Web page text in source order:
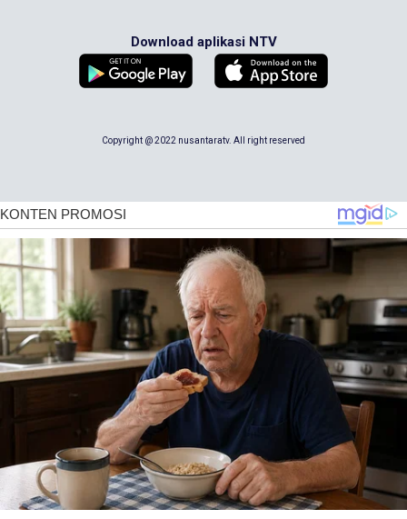
Download aplikasi NTV
Copyright @ 2022 nusantaratv. All right reserved